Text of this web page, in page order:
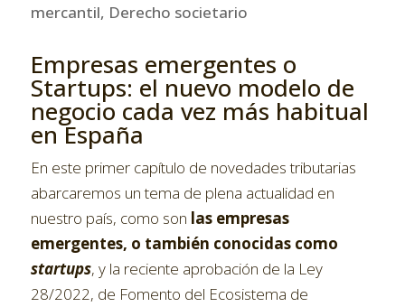
mercantil, Derecho societario
Empresas emergentes o
Startups: el nuevo modelo de
negocio cada vez más habitual
en España
En este primer capítulo de novedades tributarias
abarcaremos un tema de plena actualidad en
nuestro país, como son las empresas
emergentes, o también conocidas como
startups, y la reciente aprobación de la Ley
28/2022, de Fomento del Ecosistema de